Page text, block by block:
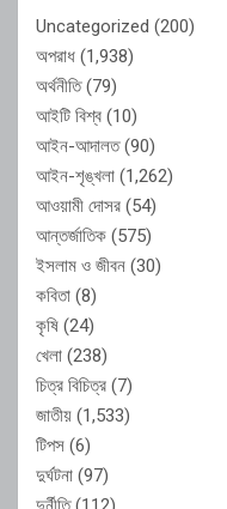
Uncategorized (200)
অপরাধ (1,938)
অর্থনীতি(79)
আইটি বিশ্ব (10)
আইন-আদালত(90)
আইন-শৃঙ্খলা (1,262)
আওয়ামী দোসর (54)
আন্তর্জাতিক (575)
ইসলাম ও জীবন (30)
কবিতা (8)
কৃষি (24)
খেলা (238)
চিত্র বিচিত্র (7)
জাতীয় (1,533)
টিপস (6)
দুর্ঘটনা (97)